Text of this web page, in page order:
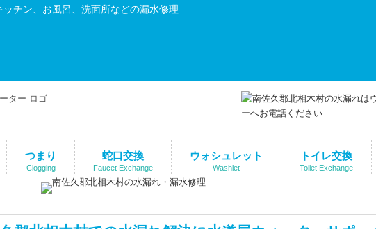
チン、お風呂、洗面所などの漏水修理
つまり
Clogging
蛇口交換
Faucet Exchange
ウォシュレット
Washlet
トイレ交換
Toilet Exchange